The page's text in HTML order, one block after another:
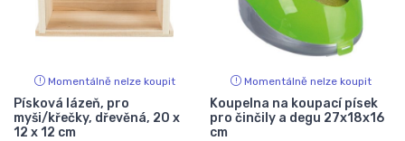
Momentálně nelze koupit
Písková lázeň, pro
myši/křečky, dřevěná, 20 x
12 x 12 cm
Momentálně nelze koupit
Koupelna na koupací písek
pro činčily a degu 27x18x16
cm